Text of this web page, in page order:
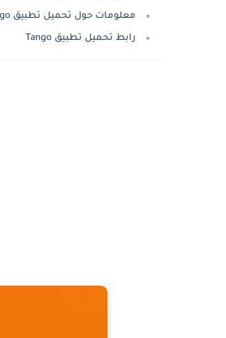
معلومات حول تحميل تطبيق Tango
رابط تحميل تطبيق Tango